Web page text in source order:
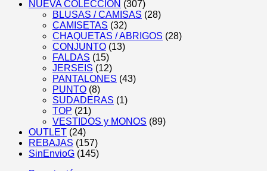
NUEVA COLECCIÓN (307)
BLUSAS / CAMISAS (28)
CAMISETAS (32)
CHAQUETAS / ABRIGOS (28)
CONJUNTO (13)
FALDAS (15)
JERSEIS (12)
PANTALONES (43)
PUNTO (8)
SUDADERAS (1)
TOP (21)
VESTIDOS y MONOS (89)
OUTLET (24)
REBAJAS (157)
SinEnvioG (145)